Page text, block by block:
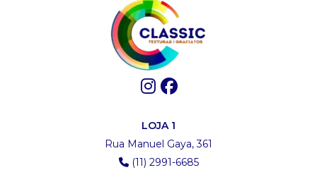
LOJA 1
Rua Manuel Gaya, 361
(11) 2991-6685